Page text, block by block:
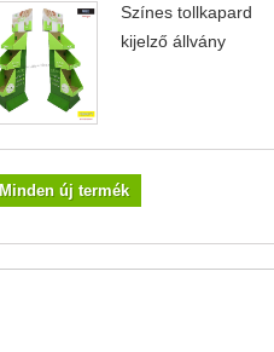
Színes tollkapard
kijelző állvány
Minden új termék